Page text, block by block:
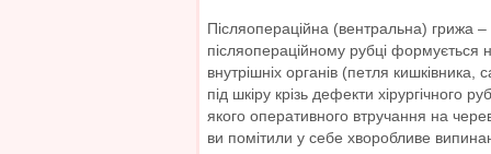
Післяопераційна (вентральна) грижа
післяопераційному рубці формується
внутрішніх органів (петля кишківника,
під шкіру крізь дефекти хірургічного
якого оперативного втручання на
ви помітили у себе хворобливе